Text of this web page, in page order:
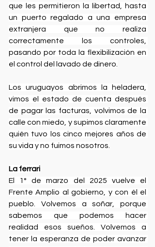
que les permitieron la libertad, hasta
un puerto regalado a una empresa
extranjera que no realiza
correctamente los controles,
pasando por toda la flexibilización en
el control del lavado de dinero.
Los uruguayos abrimos la heladera,
vimos el estado de cuenta después
de pagar las facturas, volvimos de la
calle con miedo, y supimos claramente
quién tuvo los cinco mejores años de
su vida y no fuimos nosotros.
La ferrari
El 1° de marzo del 2025 vuelve el
Frente Amplio al gobierno, y con él el
pueblo. Volvemos a soñar, porque
sabemos que podemos hacer
realidad esos sueños. Volvemos a
tener la esperanza de poder avanzar